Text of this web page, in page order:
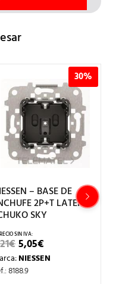
30%
– BASE DE
2P+T LATERAL
SKY
€EL
PRECIO
ORIGINAL
ERA:
5,05€PRECIO
ACTUAL
NIESSEN
8188.9